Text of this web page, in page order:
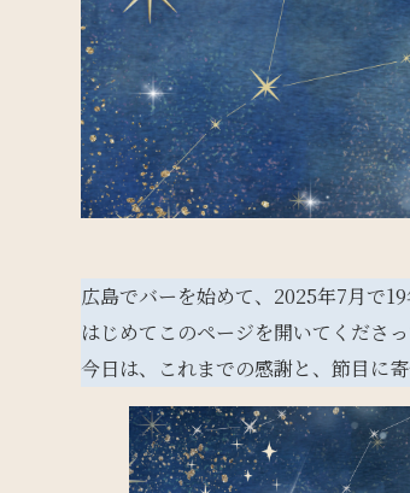
広島でバーを始めて、2025年7月で19
はじめてこのページを開いてくださ
今日は、これまでの感謝と、節目に